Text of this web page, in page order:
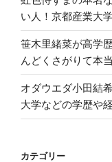
い人！京都産業大
笹木里緒菜が高学
んどくさがりて本
オダウエダ小田結
大学などの学歴や
カテゴリー